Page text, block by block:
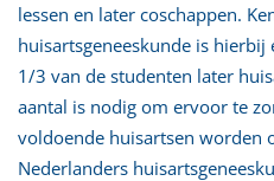
lessen en later coschappen.
huisartsgeneeskunde is
1/3 van de studenten later
aantal is nodig om ervoor te
voldoende huisartsen worden
Nederlanders